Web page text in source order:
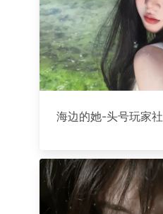
海边的她-头号玩家社